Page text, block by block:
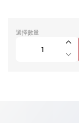
選擇數量